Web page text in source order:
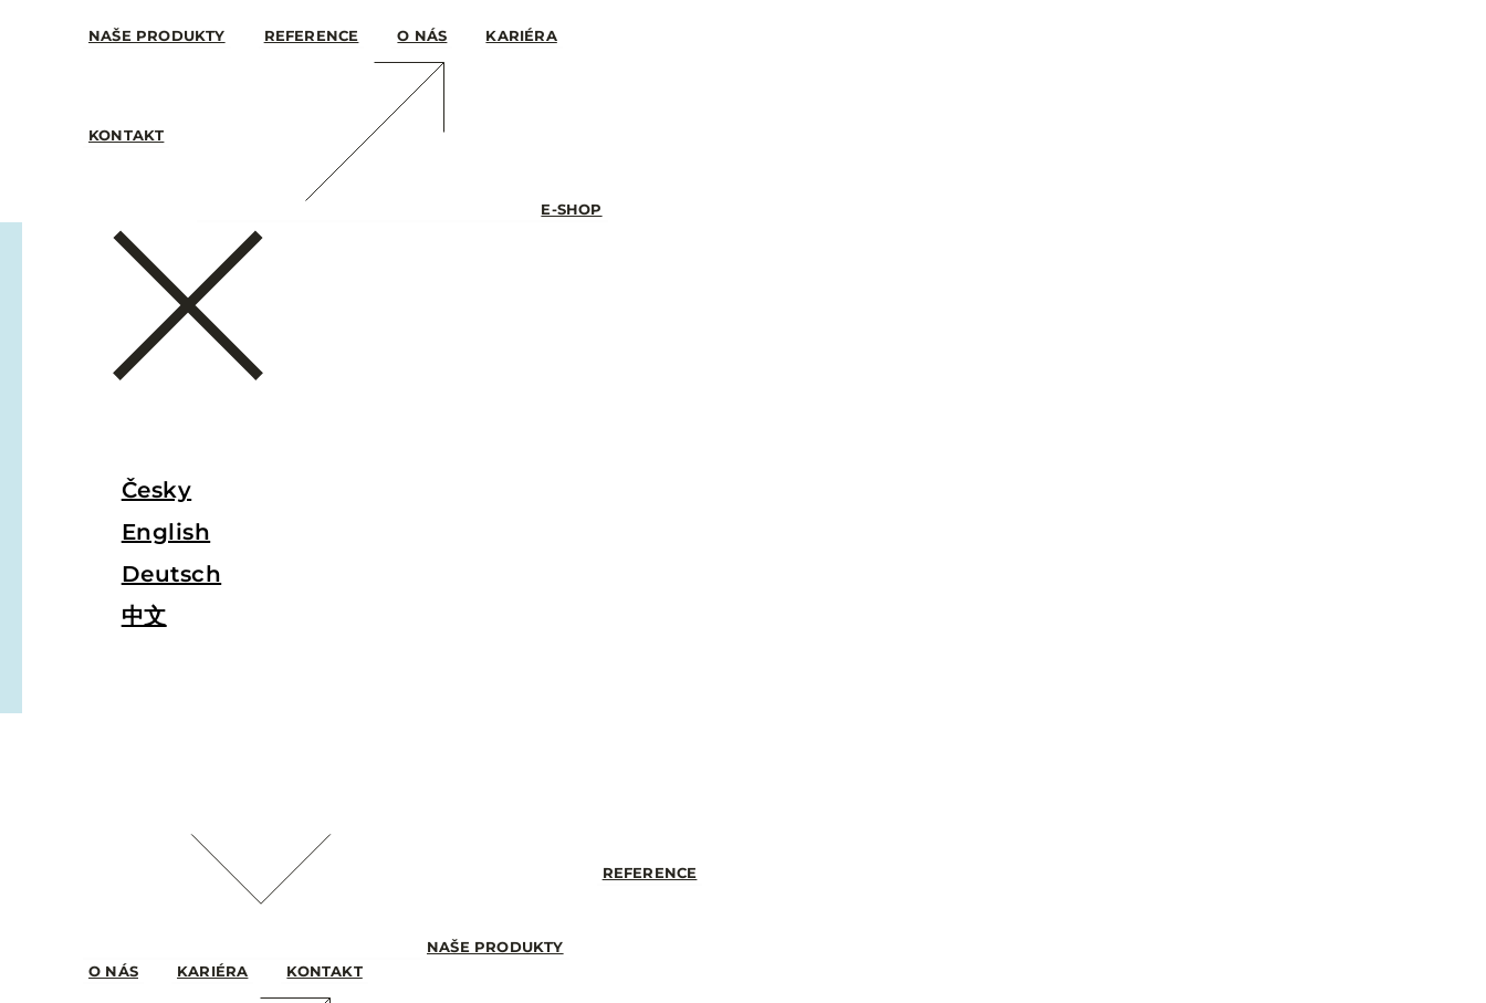
NAŠE PRODUKTY REFERENCE O NÁS KARIÉRA
KONTAKT
E-SHOP
Česky
English
Deutsch
中文
NAŠE PRODUKTY
REFERENCE
O NÁS KARIÉRA KONTAKT